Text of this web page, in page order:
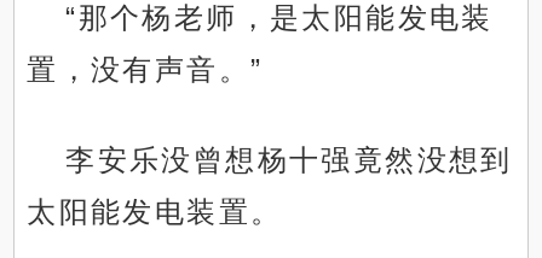
“那个杨老师，是太阳能发电装
置，没有声音。”
李安乐没曾想杨十强竟然没想到
太阳能发电装置。